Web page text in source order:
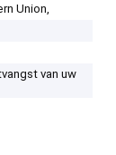
Union,
van uw